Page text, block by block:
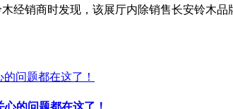
经销商时发现，该展厅内除销售长安铃木